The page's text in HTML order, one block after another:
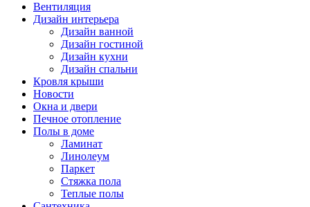
Вентиляция
Дизайн интерьера
Дизайн ванной
Дизайн гостиной
Дизайн кухни
Дизайн спальни
Кровля крыши
Новости
Окна и двери
Печное отопление
Полы в доме
Ламинат
Линолеум
Паркет
Стяжка пола
Теплые полы